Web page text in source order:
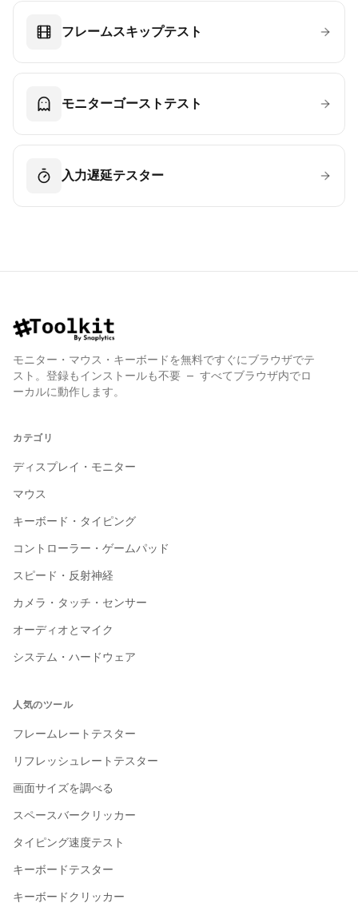
フレームスキップテスト
モニターゴーストテスト
入力遅延テスター
モニター・マウス・キーボードを無料ですぐにブラウザでテ
スト。登録もインストールも不要 — すべてブラウザ内でロ
ーカルに動作します。
カテゴリ
ディスプレイ・モニター
マウス
キーボード・タイピング
コントローラー・ゲームパッド
スピード・反射神経
カメラ・タッチ・センサー
オーディオとマイク
システム・ハードウェア
人気のツール
フレームレートテスター
リフレッシュレートテスター
画面サイズを調べる
スペースバークリッカー
タイピング速度テスト
キーボードテスター
キーボードクリッカー
English
English
Deutsch
German
Español